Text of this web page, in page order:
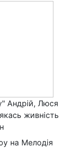
Андрій, Люся
живність
на Мелодія